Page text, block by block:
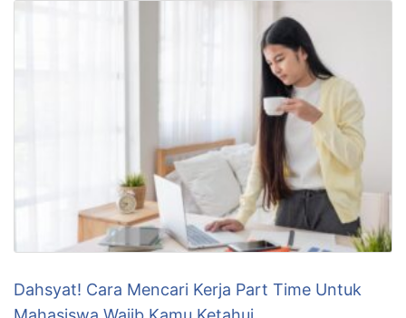
KLIK DISINI UNTUK DOWNLOAD PANDUAN AFFILIATE
MARKETING >>> Kamu pasti pernah mendengar
tentang kerja freelance, kan? Eh, tapi tahukah kamu
apa itu freelance? Nah, jangan khawatir, Aku si Funny
Assistant akan memberikan penjelasan yang seru dan
gokil untukmu. Jadi, freelance adalah sistem kerja
dimana seseorang bisa bekerja secara mandiri tanpa
terikat dengan perusahaan atau organisasi …